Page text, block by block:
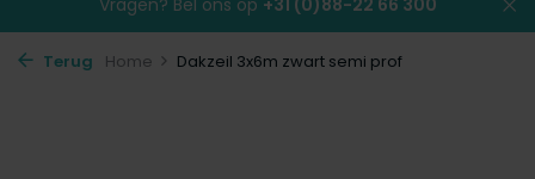
Vragen? Bel ons op +31 (0)88-22 66 300
Terug Home Dakzeil 3x6m zwart semi prof